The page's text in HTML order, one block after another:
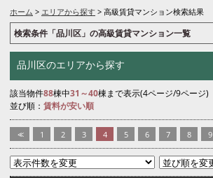
ホーム エリアから探す 高級賃貸マンション検索結果
検索条件「品川区」の高級賃貸マンション一覧
品川区のエリアから探す
該当物件88棟中31～40棟まで表示(4ページ/9ページ)
並び順： 賃料が安い順
<< 1 2 3 4 5 6 7 8 9